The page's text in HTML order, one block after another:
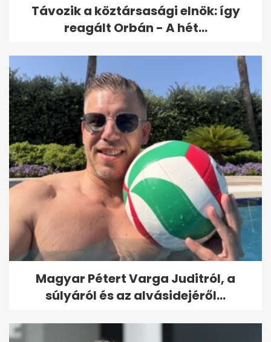
Távozik a köztársasági elnök: így
reagált Orbán - A hét...
Magyar Pétert Varga Juditról, a
súlyáról és az alvásidejéről...